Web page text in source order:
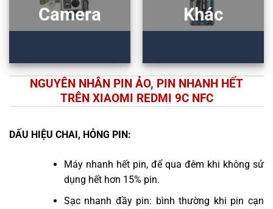
Camera Khác
NGUYÊN NHÂN PIN ẢO, PIN NHANH HẾT
TRÊN XIAOMI REDMI 9C NFC
DẤU HIỆU CHAI, HỎNG PIN:
Máy nhanh hết pin, để qua đêm khi không sử
dụng hết hơn 15% pin.
Sạc nhanh đầy pin: bình thường khi pin cạn